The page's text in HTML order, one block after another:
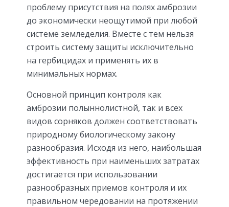
проблему присутствия на полях амброзии
до экономически неощутимой при любой
системе земледелия. Вместе с тем нельзя
строить систему защиты исключительно
на гербицидах и применять их в
минимальных нормах.
Основной принцип контроля как
амброзии полыннолистной, так и всех
видов сорняков должен соответствовать
природному биологическому закону
разнообразия. Исходя из него, наибольшая
эффективность при наименьших затратах
достигается при использовании
разнообразных приемов контроля и их
правильном чередовании на протяжении